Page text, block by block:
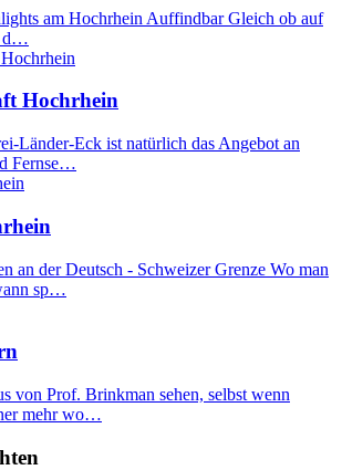
am Hochrhein Auffindbar Gleich ob auf
d…
Hochrhein
Länder-Eck ist natürlich das Angebot an
Fernse…
an der Deutsch - Schweizer Grenze Wo man
sp…
von Prof. Brinkman sehen, selbst wenn
mehr wo…